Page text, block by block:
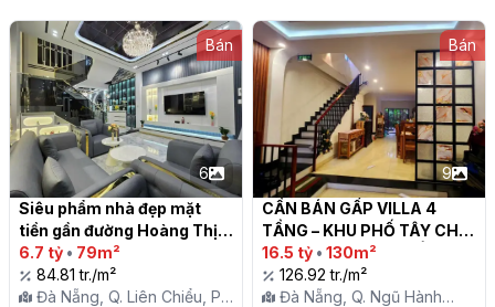
Bán
6
Siêu phẩm nhà đẹp mặt
tiền gần đường Hoàng Thị
Loan, Q.Liên Chiểu, TP. Đà
Nẵng
6.7 tỷ • 79m²
84.81 tr./m²
Đà Nẵng, Q. Liên Chiểu, P.
Bán
9
CẦN BÁN GẤP VILLA 4
TẦNG – KHU PHỐ TÂY CHẾ
LAN VIÊN – CÁCH BIỂN CHỈ
150M
16.5 tỷ • 130m²
126.92 tr./m²
Đà Nẵng, Q. Ngũ Hành